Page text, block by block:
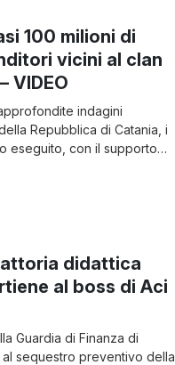
100 milioni di
vicini al clan
VIDEO
indagini
Repubblica di Catania, i
eseguito, con il supporto
sulla Criminalità
didattica
al boss di Aci
Guardia di Finanza di
sequestro preventivo della